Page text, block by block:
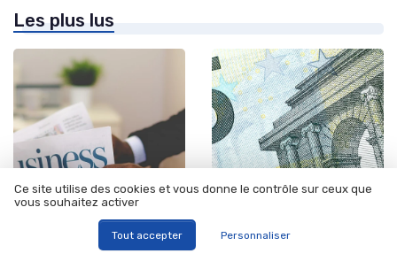
Les plus lus
• 15/06/2025
Ce site utilise des cookies et vous donne le contrôle sur ceux que
vous souhaitez activer
Tout accepter Personnaliser